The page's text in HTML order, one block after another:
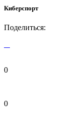
Киберспорт
Поделиться:
0
0